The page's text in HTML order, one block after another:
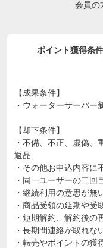
会員の
ポイント獲得条件
【成果条件】
・ウォーターサーバー
【却下条件】
・不備、不正、虚偽、
返品
・その他お申込内容に
・同一ユーザーの二回
・継続利用の意思が無
・商品受領の延期や受
・短期解約、解約後の
・長期間連絡が取れな
・転売やポイントの